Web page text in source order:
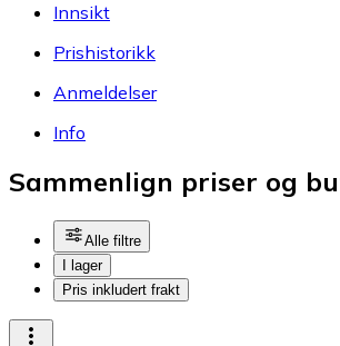
Innsikt
Prishistorikk
Anmeldelser
Info
Sammenlign priser og
Alle filtre
I lager
Pris inkludert frakt